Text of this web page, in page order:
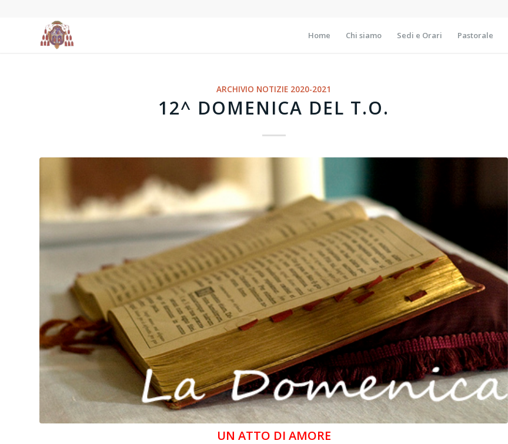
Home Chi siamo Sedi e Orari Pastorale
ARCHIVIO NOTIZIE 2020-2021
12^ DOMENICA DEL T.O.
UN ATTO DI AMORE